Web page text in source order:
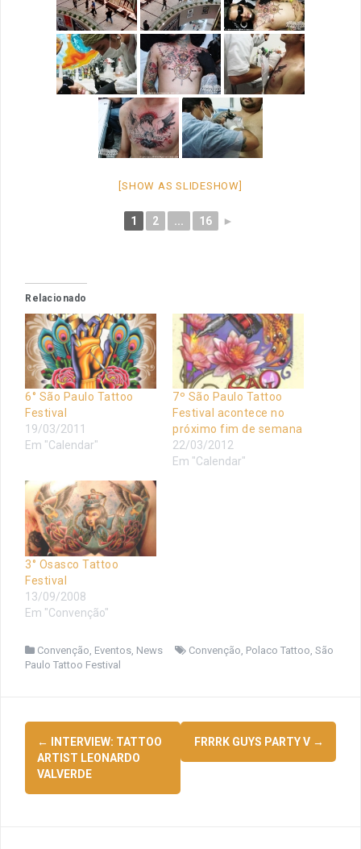
[SHOW AS SLIDESHOW]
1 2 ... 16 ►
Relacionado
6° São Paulo Tattoo
Festival
19/03/2011
Em "Calendar"
7º São Paulo Tattoo
Festival acontece no
próximo fim de semana
22/03/2012
Em "Calendar"
3° Osasco Tattoo
Festival
13/09/2008
Em "Convenção"
Convenção Eventos News Convenção Polaco Tattoo São
Paulo Tattoo Festival
Navegação
de
posts
← INTERVIEW: TATTOO
ARTIST LEONARDO
VALVERDE
FRRRK GUYS PARTY V →